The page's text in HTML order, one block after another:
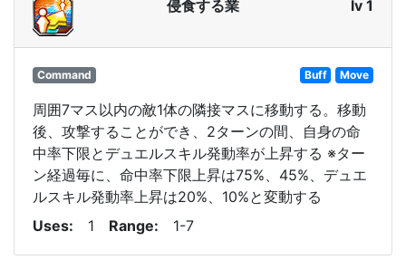
侵食する業 lv 1
Command Buff Move
周囲7マス以内の敵1体の隣接マスに移動する。移動
後、攻撃することができ、2ターンの間、自身の命
中率下限とデュエルスキル発動率が上昇する ※ター
ン経過毎に、命中率下限上昇は75%、45%、デュエ
ルスキル発動率上昇は20%、10%と変動する
Uses
1 Range 1-7